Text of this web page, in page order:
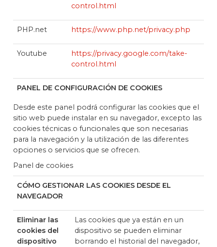
control.html
PHP.net https://www.php.net/privacy.php
Youtube
https://privacy.google.com/take-
control.html
PANEL DE CONFIGURACIÓN DE COOKIES
Desde este panel podrá configurar las cookies que el
sitio web puede instalar en su navegador, excepto las
cookies técnicas o funcionales que son necesarias
para la navegación y la utilización de las diferentes
opciones o servicios que se ofrecen.
Panel de cookies
CÓMO GESTIONAR LAS COOKIES DESDE EL
NAVEGADOR
Eliminar las
cookies del
dispositivo
Las cookies que ya están en un
dispositivo se pueden eliminar
borrando el historial del navegador,